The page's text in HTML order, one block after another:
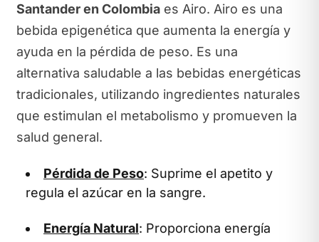
Santander en Colombiaes Airo. Airo es una
bebida epigenética que aumenta la energía y
ayuda en la pérdida de peso. Es una
alternativa saludable a las bebidas energéticas
tradicionales, utilizando ingredientes naturales
que estimulan el metabolismo y promueven la
salud general.
Pérdida de Peso: Suprime el apetito y
regula el azúcar en la sangre.
Energía Natural: Proporciona energía